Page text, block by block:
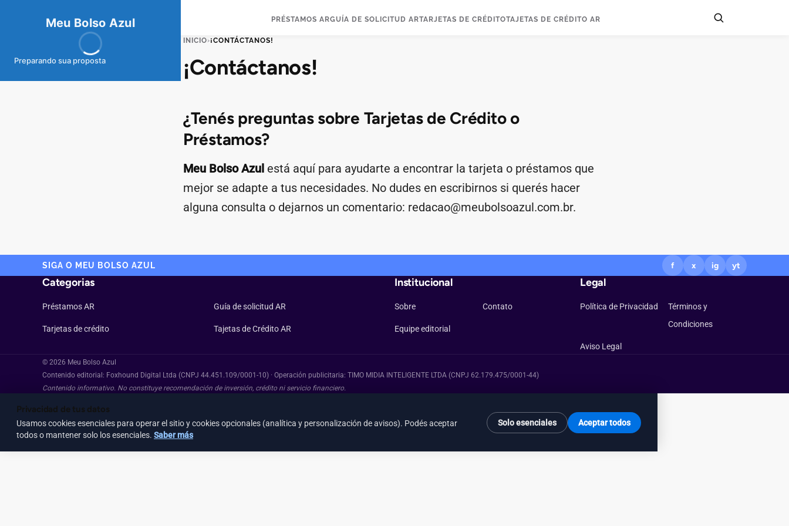
Meu Bolso Azul
Preparando sua proposta
meubolsoAz PRÉSTAMOS ARGUÍA DE SOLICITUD ARTARJETAS DE CRÉDITOTAJETAS DE CRÉDITO AR
INICIO›¡CONTÁCTANOS!
¡Contáctanos!
¿Tenés preguntas sobre Tarjetas de Crédito o
Préstamos?
Meu Bolso Azul está aquí para ayudarte a encontrar la tarjeta o préstamos que
mejor se adapte a tus necesidades. No dudes en escribirnos si querés hacer
alguna consulta o dejarnos un comentario: redacao@meubolsoazul.com.br.
SIGA O MEU BOLSO AZUL f x ig yt
Categorias
Préstamos AR Guía de solicitud AR
Tarjetas de crédito Tajetas de Crédito AR
Institucional
Sobre Contato
Equipe editorial
Legal
Política de Privacidad
Términos y
Condiciones
Aviso Legal
© 2026 Meu Bolso Azul
Contenido editorial: Foxhound Digital Ltda (CNPJ 44.451.109/0001-10) · Operación publicitaria: TIMO MIDIA INTELIGENTE LTDA (CNPJ 62.179.475/0001-44)
Contenido informativo. No constituye recomendación de inversión, crédito ni servicio financiero.
Privacidad de tus datos
Usamos cookies esenciales para operar el sitio y cookies opcionales (analítica y personalización de avisos). Podés aceptar
todos o mantener solo los esenciales. Saber más
Solo esenciales Aceptar todos